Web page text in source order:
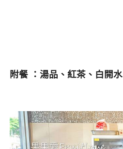
附餐 ：湯品、紅茶、白開水